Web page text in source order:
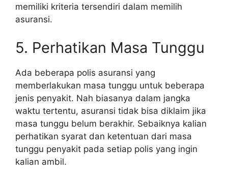
memiliki kriteria tersendiri dalam memilih
asuransi.
5. Perhatikan Masa Tunggu
Ada beberapa polis asuransi yang
memberlakukan masa tunggu untuk beberapa
jenis penyakit. Nah biasanya dalam jangka
waktu tertentu, asuransi tidak bisa diklaim jika
masa tunggu belum berakhir. Sebaiknya kalian
perhatikan syarat dan ketentuan dari masa
tunggu penyakit pada setiap polis yang ingin
kalian ambil.